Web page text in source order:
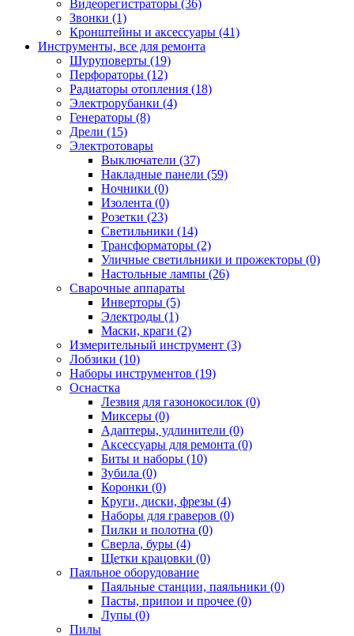
Видеорегистраторы (36)
Звонки (1)
Кронштейны и аксессуары (41)
Инструменты, все для ремонта
Шуруповерты (19)
Перфораторы (12)
Радиаторы отопления (18)
Электрорубанки (4)
Генераторы (8)
Дрели (15)
Электротовары
Выключатели (37)
Накладные панели (59)
Ночники (0)
Изолента (0)
Розетки (23)
Светильники (14)
Трансформаторы (2)
Уличные светильники и прожекторы (0)
Настольные лампы (26)
Сварочные аппараты
Инверторы (5)
Электроды (1)
Маски, краги (2)
Измерительный инструмент (3)
Лобзики (10)
Наборы инструментов (19)
Оснастка
Лезвия для газонокосилок (0)
Миксеры (0)
Адаптеры, удлинители (0)
Аксессуары для ремонта (0)
Биты и наборы (10)
Зубила (0)
Коронки (0)
Круги, диски, фрезы (4)
Наборы для граверов (0)
Пилки и полотна (0)
Сверла, буры (4)
Щетки крацовки (0)
Паяльное оборудование
Паяльные станции, паяльники (0)
Пасты, припои и прочее (0)
Лупы (0)
Пилы